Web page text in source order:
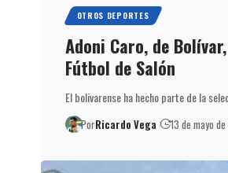
OTROS DEPORTES
Adoni Caro, de
Fútbol de Salón
El bolivarense ha hecho parte de la
PorRicardo Vega 13 de mayo